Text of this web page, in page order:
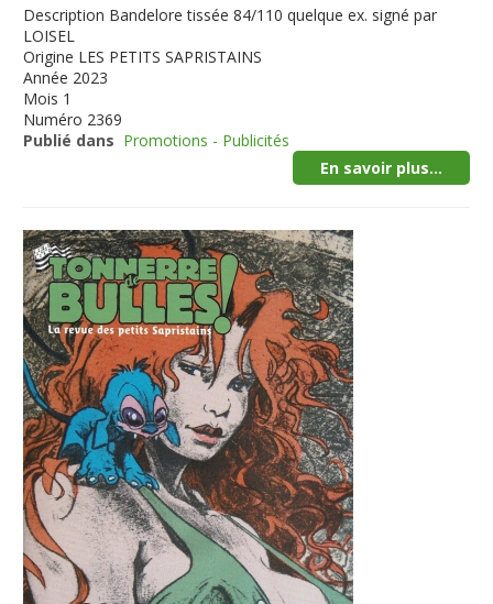
Description Bandelore tissée 84/110 quelque ex. signé par
LOISEL
Origine LES PETITS SAPRISTAINS
Année 2023
Mois 1
Numéro 2369
Publié dans Promotions - Publicités
En savoir plus...